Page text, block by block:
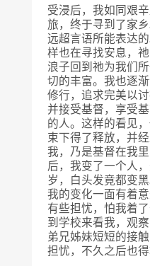
受浸后，我如同艰
旅，终于寻到了家
远超言语所能表达
样也在寻找安息，
浪子回到祂为我们
切的丰富。我也逐
修行，追求完美以
并接受基督，享受
的人。这样的看见
束下得了释放，并
我，乃是基督在我
后，我变了一个人
岁，白头发竟都变
我的变化一面有着
有些担忧，怕我着
到学校来看我，观
弟兄姊妹短短的接
担忧，不久之后也得